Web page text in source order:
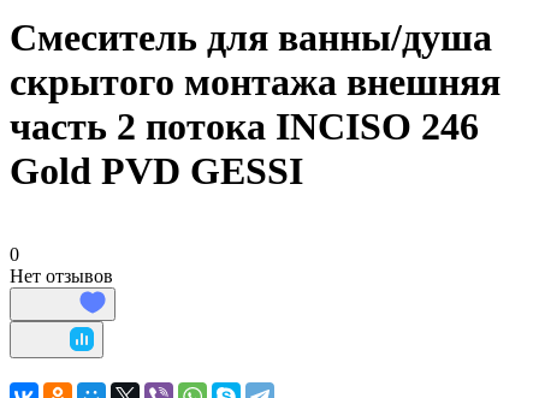
Смеситель для ванны/душа
скрытого монтажа внешняя
часть 2 потока INCISO 246
Gold PVD GESSI
0
Нет отзывов